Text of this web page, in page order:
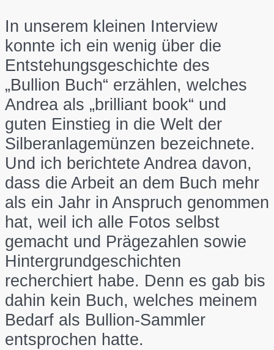
In unserem kleinen Interview
konnte ich ein wenig über die
Entstehungsgeschichte des
„Bullion Buch“ erzählen, welches
Andrea als „brilliant book“ und
guten Einstieg in die Welt der
Silberanlagemünzen bezeichnete.
Und ich berichtete Andrea davon,
dass die Arbeit an dem Buch mehr
als ein Jahr in Anspruch genommen
hat, weil ich alle Fotos selbst
gemacht und Prägezahlen sowie
Hintergrundgeschichten
recherchiert habe. Denn es gab bis
dahin kein Buch, welches meinem
Bedarf als Bullion-Sammler
entsprochen hatte.